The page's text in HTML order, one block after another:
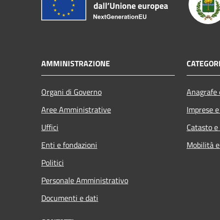
AMMINISTRAZIONE
Organi di Governo
Aree Amministrative
Uffici
Enti e fondazioni
Politici
Personale Amministrativo
Documenti e dati
Imprese
Catasto
Mobilità